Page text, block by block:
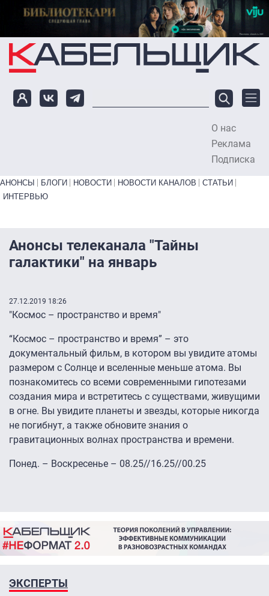
Перейти к основному содержанию
О нас
Реклама
Подписка
Primary links bottom
АНОНСЫ БЛОГИ НОВОСТИ НОВОСТИ КАНАЛОВ
СТАТЬИ
ИНТЕРВЬЮ
Анонсы телеканала "Тайны
галактики" на январь
27.12.2019 18:26
"Космос – пространство и время"
“Космос – пространство и время” – это
документальный фильм, в котором вы увидите атомы
размером с Солнце и вселенные меньше атома. Вы
познакомитесь со всеми современными гипотезами
создания мира и встретитесь с существами, живущими
в огне. Вы увидите планеты и звезды, которые никогда
не погибнут, а также обновите знания о
гравитационных волнах пространства и времени.
Понед. – Воскресенье – 08.25//16.25//00.25
ЭКСПЕРТЫ